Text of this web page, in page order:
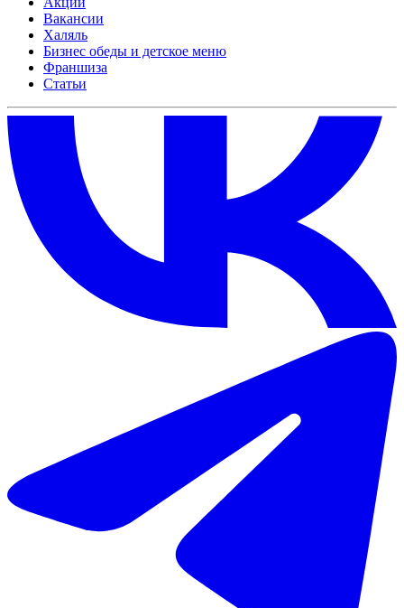
Вакансии
Халяль
Бизнес обеды и детское меню
Франшиза
Статьи